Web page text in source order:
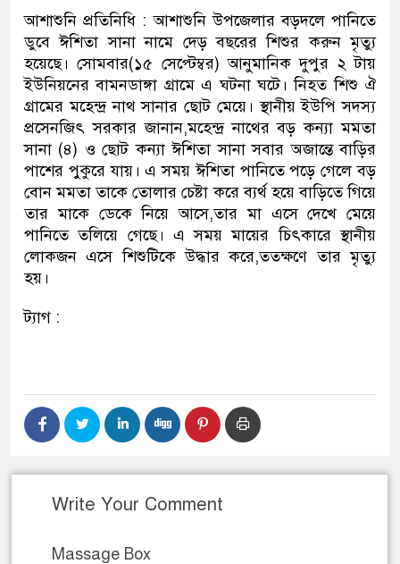
আশাশুনি প্রতিনিধি : আশাশুনি উপজেলার বড়দলে পানিতে
ডুবে ঈশিতা সানা নামে দেড় বছরের শিশুর করুন মৃত্যু
হয়েছে। সোমবার(১৫ সেপ্টেম্বর) আনুমানিক দুপুর ২ টায়
ইউনিয়নের বামনডাঙ্গা গ্রামে এ ঘটনা ঘটে। নিহত শিশু ঐ
গ্রামের মহেন্দ্র নাথ সানার ছোট মেয়ে। স্থানীয় ইউপি সদস্য
প্রসেনজিৎ সরকার জানান,মহেন্দ্র নাথের বড় কন্যা মমতা
সানা (৪) ও ছোট কন্যা ঈশিতা সানা সবার অজান্তে বাড়ির
পাশের পুকুরে যায়। এ সময় ঈশিতা পানিতে পড়ে গেলে বড়
বোন মমতা তাকে তোলার চেষ্টা করে ব্যর্থ হয়ে বাড়িতে গিয়ে
তার মাকে ডেকে নিয়ে আসে,তার মা এসে দেখে মেয়ে
পানিতে তলিয়ে গেছে। এ সময় মায়ের চিৎকারে স্থানীয়
লোকজন এসে শিশুটিকে উদ্ধার করে,ততক্ষণে তার মৃত্যু
হয়।
ট্যাগ :
Write Your Comment
Massage Box